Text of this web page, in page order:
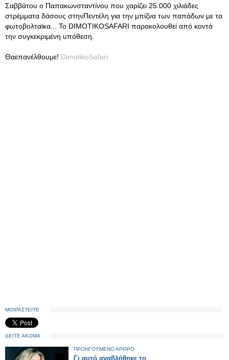
Σαββάτου ο Παπακωνσταντίνου που χαρίζει 25.000 χιλιάδες
στρέμματα δάσους στηνΠεντέλη για την μπίζνα των παπάδων με τα
φωτοβολταϊκα... Το DIMOTIKOSAFARI παρακολουθεί από κοντά
την συγκεκριμένη υπόθεση.
Θαεπανέλθουμε! DimotikoSafari
ΜΟΙΡΑΣΤΕΙΤΕ
ΔΕΙΤΕ ΑΚΟΜΑ
ΠΡΟΗΓΟΥΜΕΝΟ ΑΡΘΡΟ
Γι αυτό αναβλήθηκε το